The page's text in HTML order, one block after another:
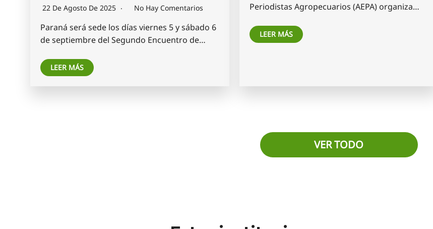
22 De Agosto De 2025 No Hay Comentarios
Paraná será sede los días viernes 5 y sábado 6
de septiembre del Segundo Encuentro de…
LEER MÁS
Periodistas Agropecuarios (AEPA) organiza…
LEER MÁS
VER TODO